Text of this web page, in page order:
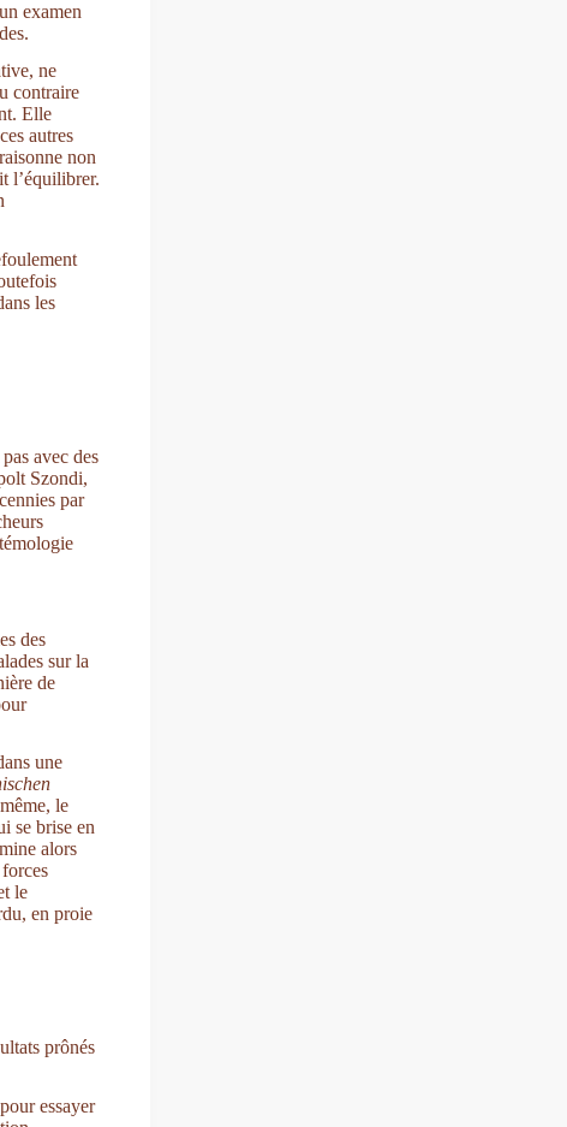
examen
ne
contraire
Elle
autres
non
l’équilibrer.
les
avec des
Szondi,
par
des
sur la
de
une
le
se brise en
alors
le
en proie
prônés
essayer